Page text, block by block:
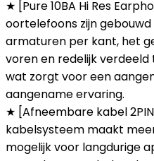
★ [Pure 10BA Hi Res
oortelefoons zijn
armaturen per kant, het
voren en redelijk
wat zorgt voor een
aangename ervaring.
★ [Afneembare kabel
kabelsysteem maakt
mogelijk voor langdurige